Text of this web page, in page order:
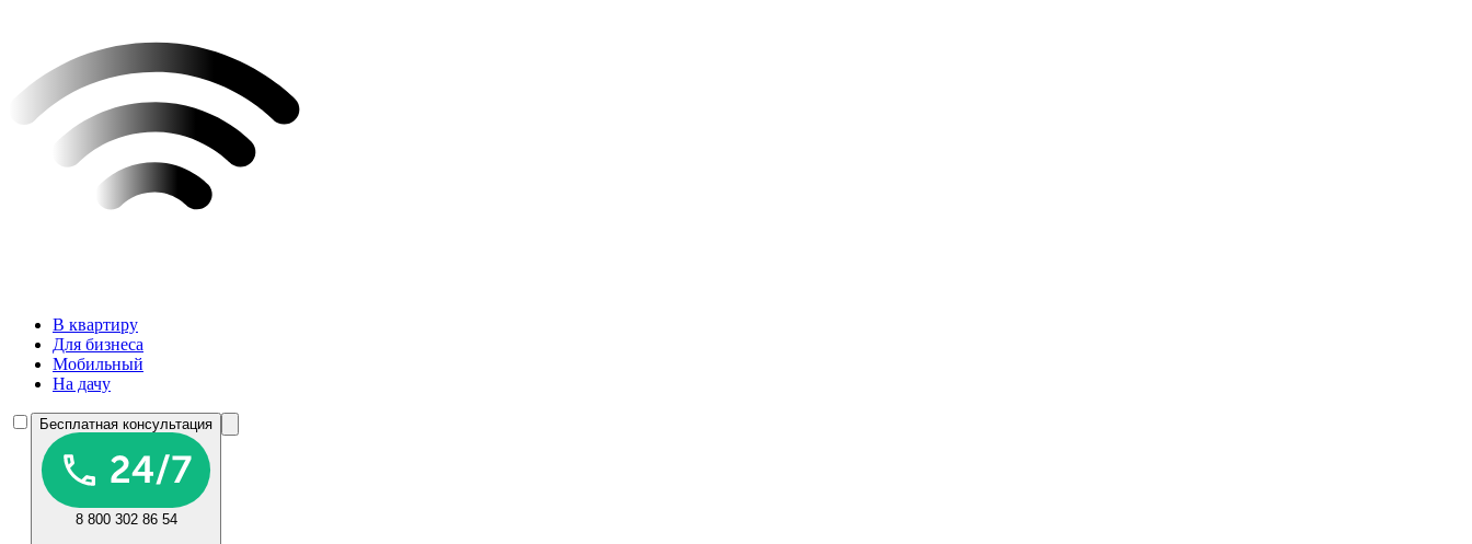
В квартиру
Для бизнеса
Мобильный
На дачу
Бесплатная консультация
8 800 302 86 54